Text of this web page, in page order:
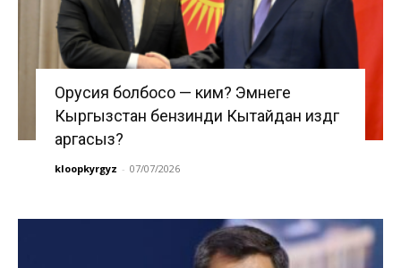
Орусия болбосо — ким? Эмнеге
Кыргызстан бензинди Кытайдан издөөгө
аргасыз?
kloopkyrgyz - 07/07/2026